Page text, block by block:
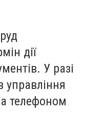
дії
У разі
управління
телефоном